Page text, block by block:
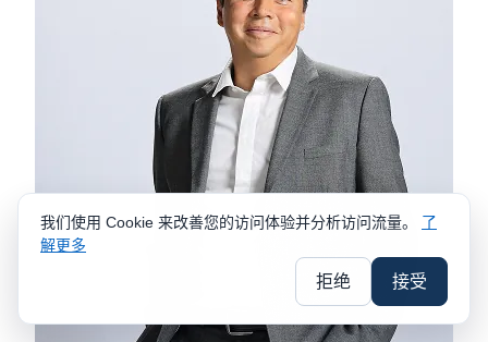
我们使用 Cookie 来改善您的访问体验并分析访问流量。
了
解更多
拒绝 接受